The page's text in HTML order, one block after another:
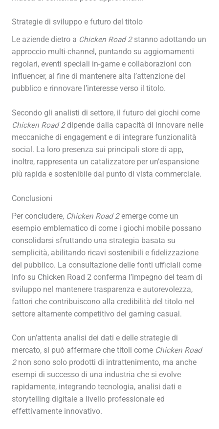
Strategie di sviluppo e futuro del titolo
Le aziende dietro a Chicken Road 2stanno adottando un
approccio multi-channel, puntando su aggiornamenti
regolari, eventi speciali in-game e collaborazioni con
influencer, al fine di mantenere alta l’attenzione del
pubblico e rinnovare l’interesse verso il titolo.
Secondo gli analisti di settore, il futuro dei giochi come
Chicken Road 2dipende dalla capacità di innovare nelle
meccaniche di engagement e di integrare funzionalità
social. La loro presenza sui principali store di app,
inoltre, rappresenta un catalizzatore per un’espansione
più rapida e sostenibile dal punto di vista commerciale.
Conclusioni
Per concludere, Chicken Road 2emerge come un
esempio emblematico di come i giochi mobile possano
consolidarsi sfruttando una strategia basata su
semplicità, abilitando ricavi sostenibili e fidelizzazione
del pubblico. La consultazione delle fonti ufficiali come
Info su Chicken Road 2 conferma l’impegno del team di
sviluppo nel mantenere trasparenza e autorevolezza,
fattori che contribuiscono alla credibilità del titolo nel
settore altamente competitivo del gaming casual.
Con un’attenta analisi dei dati e delle strategie di
mercato, si può affermare che titoli come Chicken Road
2non sono solo prodotti di intrattenimento, ma anche
esempi di successo di una industria che si evolve
rapidamente, integrando tecnologia, analisi dati e
storytelling digitale a livello professionale ed
effettivamente innovativo.